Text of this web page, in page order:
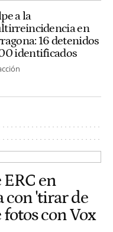
a la
en
16 detenidos
identificados
en
con 'tirar de
fotos con Vox